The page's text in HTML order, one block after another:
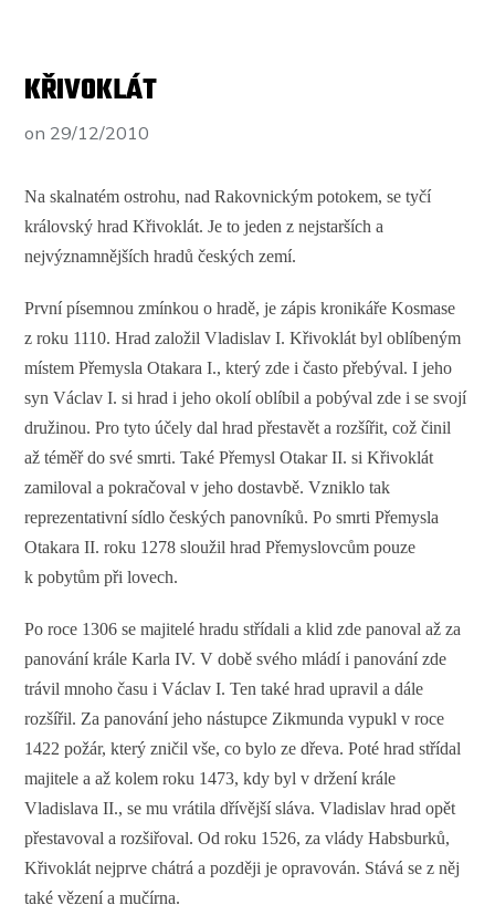
KŘIVOKLÁT
on 29/12/2010
Na skalnatém ostrohu, nad Rakovnickým potokem, se tyčí
královský hrad Křivoklát. Je to jeden z nejstarších a
nejvýznamnějších hradů českých zemí.
První písemnou zmínkou o hradě, je zápis kronikáře Kosmase
z roku 1110. Hrad založil Vladislav I. Křivoklát byl oblíbeným
místem Přemysla Otakara I., který zde i často přebýval. I jeho
syn Václav I. si hrad i jeho okolí oblíbil a pobýval zde i se svojí
družinou. Pro tyto účely dal hrad přestavět a rozšířit, což činil
až téměř do své smrti. Také Přemysl Otakar II. si Křivoklát
zamiloval a pokračoval v jeho dostavbě. Vzniklo tak
reprezentativní sídlo českých panovníků. Po smrti Přemysla
Otakara II. roku 1278 sloužil hrad Přemyslovcům pouze
k pobytům při lovech.
Po roce 1306 se majitelé hradu střídali a klid zde panoval až za
panování krále Karla IV. V době svého mládí i panování zde
trávil mnoho času i Václav I. Ten také hrad upravil a dále
rozšířil. Za panování jeho nástupce Zikmunda vypukl v roce
1422 požár, který zničil vše, co bylo ze dřeva. Poté hrad střídal
majitele a až kolem roku 1473, kdy byl v držení krále
Vladislava II., se mu vrátila dřívější sláva. Vladislav hrad opět
přestavoval a rozšiřoval. Od roku 1526, za vlády Habsburků,
Křivoklát nejprve chátrá a později je opravován. Stává se z něj
také vězení a mučírna.